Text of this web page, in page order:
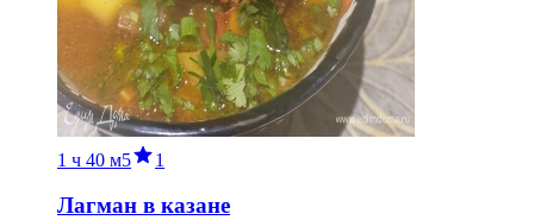
1 ч 40 м5 1
Лагман в казане